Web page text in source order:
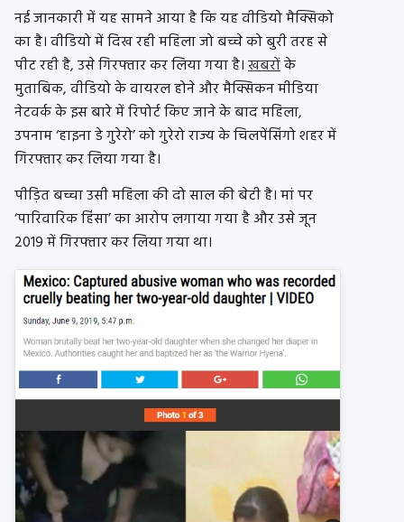
नई जानकारी में यह सामने आया है कि यह वीडियो मैक्सिको
का है। वीडियो में दिख रही महिला जो बच्चे को बुरी तरह से
पीट रही है, उसे गिरफ्तार कर लिया गया है।खबरोंके
मुताबिक, वीडियो के वायरल होने और मैक्सिकन मीडिया
नेटवर्क के इस बारे में रिपोर्ट किए जाने के बाद महिला,
उपनाम ‘हाइना डे गुरेरो’ को गुरेरो राज्य के चिलपेंसिंगो शहर में
गिरफ्तार कर लिया गया है।
पीड़ित बच्चा उसी महिला की दो साल की बेटी है। मां पर
‘पारिवारिक हिंसा’ का आरोप लगाया गया है और उसे जून
2019 में गिरफ्तार कर लिया गया था।